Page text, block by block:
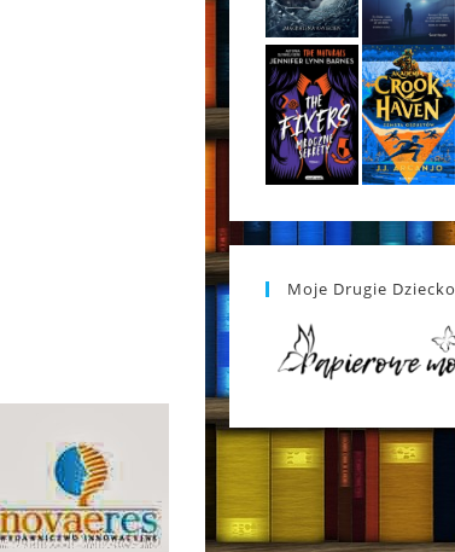
Moje Drugie Dziecko